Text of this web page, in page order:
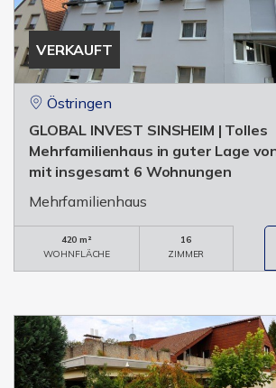
VERKAUFT
Östringen
GLOBAL INVEST SINSHEIM | Tolles
Mehrfamilienhaus in guter Lage
mit insgesamt 6 Wohnungen
Mehrfamilienhaus
420 m²
WOHNFLÄCHE
16
ZIMMER